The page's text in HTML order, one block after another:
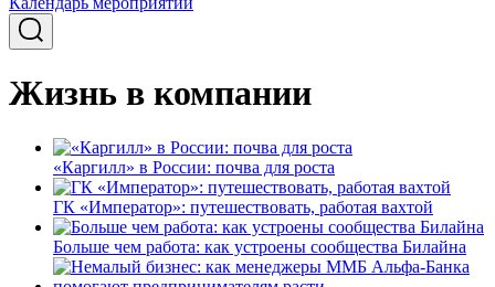
Жизнь в компании
«Каргилл» в России: почва для роста
ГК «Император»: путешествовать, работая вахтой
Больше чем работа: как устроены сообщества Билайна